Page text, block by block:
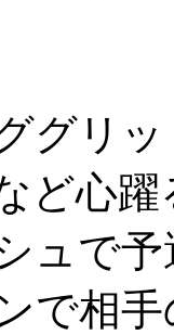
グリ
ど心躍
ュで
で相